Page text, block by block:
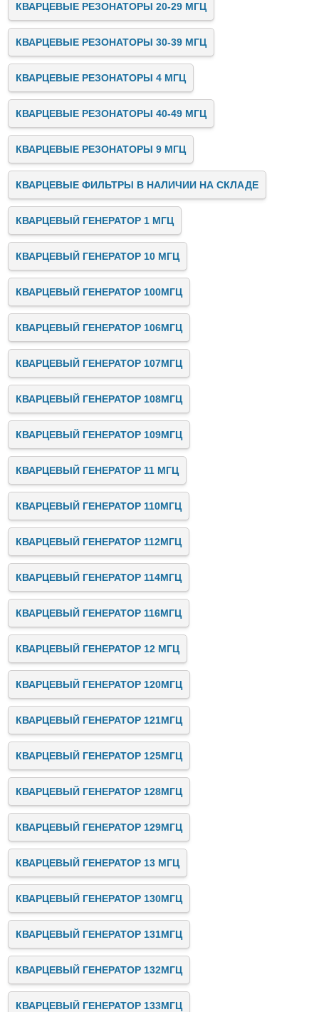
КВАРЦЕВЫЕ РЕЗОНАТОРЫ 20-29 МГЦ
КВАРЦЕВЫЕ РЕЗОНАТОРЫ 30-39 МГЦ
КВАРЦЕВЫЕ РЕЗОНАТОРЫ 4 МГЦ
КВАРЦЕВЫЕ РЕЗОНАТОРЫ 40-49 МГЦ
КВАРЦЕВЫЕ РЕЗОНАТОРЫ 9 МГЦ
КВАРЦЕВЫЕ ФИЛЬТРЫ В НАЛИЧИИ НА СКЛАДЕ
КВАРЦЕВЫЙ ГЕНЕРАТОР 1 МГЦ
КВАРЦЕВЫЙ ГЕНЕРАТОР 10 МГЦ
КВАРЦЕВЫЙ ГЕНЕРАТОР 100МГЦ
КВАРЦЕВЫЙ ГЕНЕРАТОР 106МГЦ
КВАРЦЕВЫЙ ГЕНЕРАТОР 107МГЦ
КВАРЦЕВЫЙ ГЕНЕРАТОР 108МГЦ
КВАРЦЕВЫЙ ГЕНЕРАТОР 109МГЦ
КВАРЦЕВЫЙ ГЕНЕРАТОР 11 МГЦ
КВАРЦЕВЫЙ ГЕНЕРАТОР 110МГЦ
КВАРЦЕВЫЙ ГЕНЕРАТОР 112МГЦ
КВАРЦЕВЫЙ ГЕНЕРАТОР 114МГЦ
КВАРЦЕВЫЙ ГЕНЕРАТОР 116МГЦ
КВАРЦЕВЫЙ ГЕНЕРАТОР 12 МГЦ
КВАРЦЕВЫЙ ГЕНЕРАТОР 120МГЦ
КВАРЦЕВЫЙ ГЕНЕРАТОР 121МГЦ
КВАРЦЕВЫЙ ГЕНЕРАТОР 125МГЦ
КВАРЦЕВЫЙ ГЕНЕРАТОР 128МГЦ
КВАРЦЕВЫЙ ГЕНЕРАТОР 129МГЦ
КВАРЦЕВЫЙ ГЕНЕРАТОР 13 МГЦ
КВАРЦЕВЫЙ ГЕНЕРАТОР 130МГЦ
КВАРЦЕВЫЙ ГЕНЕРАТОР 131МГЦ
КВАРЦЕВЫЙ ГЕНЕРАТОР 132МГЦ
КВАРЦЕВЫЙ ГЕНЕРАТОР 133МГЦ